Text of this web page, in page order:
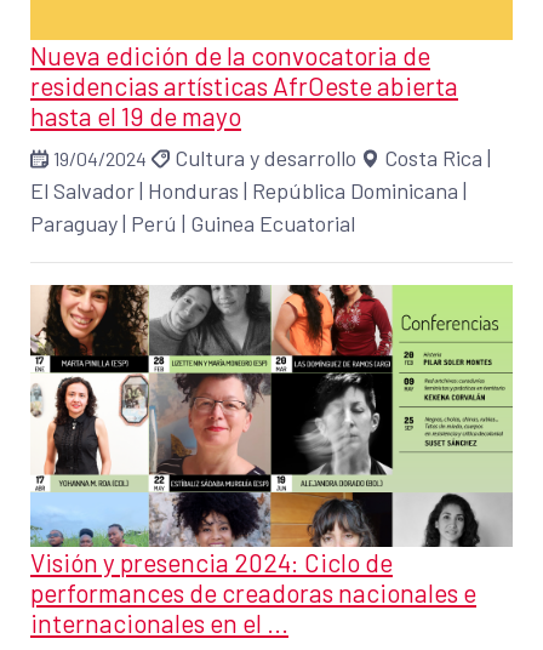
Nueva edición de la convocatoria de
residencias artísticas AfrOeste abierta
hasta el 19 de mayo
19/04/2024 Cultura y desarrollo Costa Rica |
El Salvador| Honduras | República Dominicana |
Paraguay| Perú | Guinea Ecuatorial
Visión y presencia 2024: Ciclo de
performances de creadoras nacionales e
internacionales en el ...